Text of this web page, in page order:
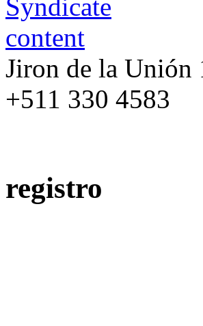
Jiron de la Unión
+511 330 4583
registro